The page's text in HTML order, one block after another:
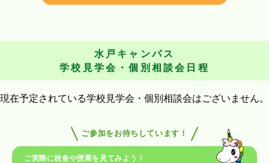
水戸キャンパス
学校見学会・個別相談会日程
現在予定されている学校見学会・個別相談会はございません。
ご参加をお待ちしています！
ご実際に校舎や授業を見てみよう！